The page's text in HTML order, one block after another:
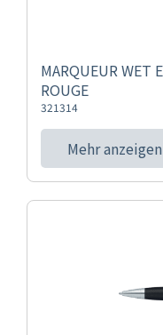
MARQUEUR WET
ROUGE
321314
Mehr anzeigen